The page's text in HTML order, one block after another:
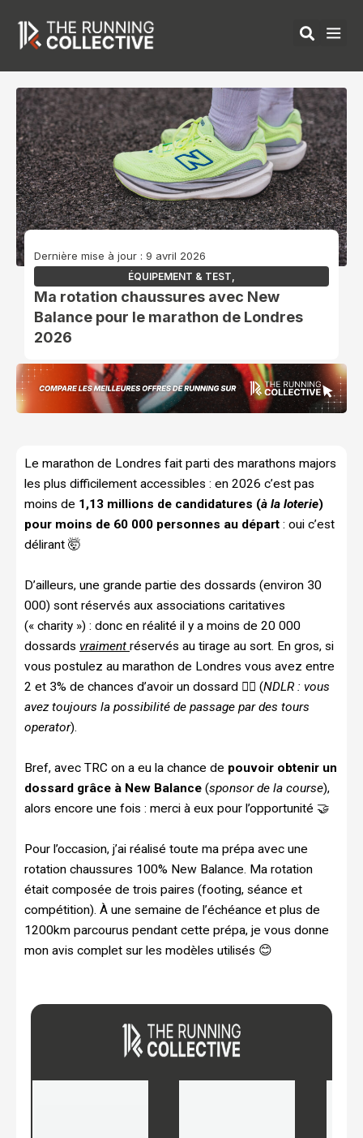
contenu
Dernière mise à jour : 9 avril 2026
ÉQUIPEMENT & TEST
Ma rotation chaussures avec New
Balance pour le marathon de Londres
2026
Le marathon de Londres fait parti des marathons majors
les plus difficilement accessibles : en 2026 c’est pas
moins de 1,13 millions de candidatures (à la loterie)
pour moins de 60 000 personnes au départ : oui c’est
délirant 🤯
D’ailleurs, une grande partie des dossards (environ 30
000) sont réservés aux associations caritatives
(« charity ») : donc en réalité il y a moins de 20 000
dossards vraiment réservés au tirage au sort. En gros, si
vous postulez au marathon de Londres vous avez entre
2 et 3% de chances d’avoir un dossard 😮‍💨 (NDLR : vous
avez toujours la possibilité de passage par des tours
operator).
Bref, avec TRC on a eu la chance de pouvoir obtenir un
dossard grâce à New Balance (sponsor de la course),
alors encore une fois : merci à eux pour l’opportunité 🤝
Pour l’occasion, j’ai réalisé toute ma prépa avec une
rotation chaussures 100% New Balance. Ma rotation
était composée de trois paires (footing, séance et
compétition). À une semaine de l’échéance et plus de
1200km parcourus pendant cette prépa, je vous donne
mon avis complet sur les modèles utilisés 😊